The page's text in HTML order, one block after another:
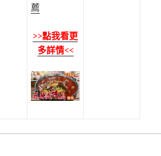
薦
>>點我看更
多詳情<<